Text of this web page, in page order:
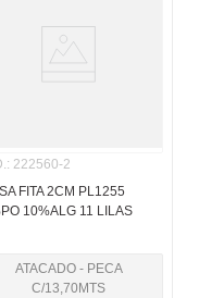
: 222560-2
FITA 2CM PL1255
10%ALG 11 LILAS
ATACADO - PECA
C/13,70MTS